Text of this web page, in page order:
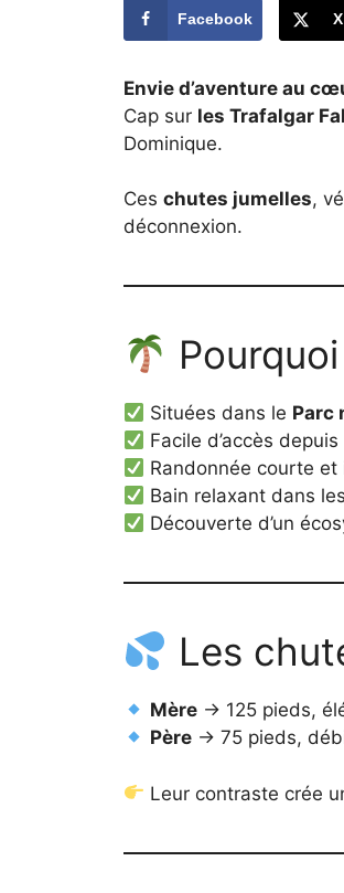
Facebook X
Envie d’aventure au
Cap sur les Trafalgar
Dominique.
Ces chutes jumelles,
déconnexion.
Situées dans le Parc
Facile d’accès
Randonnée courte
Bain relaxant dans
Découverte d’un
Les
Mère → 125 pieds,
Père → 75 pieds,
Leur contraste crée